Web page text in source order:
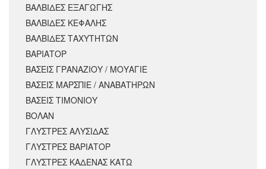
ΒΑΛΒΙΔΕΣ ΕΞΑΓΩΓΗΣ
ΒΑΛΒΙΔΕΣ ΚΕΦΑΛΗΣ
ΒΑΛΒΙΔΕΣ ΤΑΧΥΤΗΤΩΝ
ΒΑΡΙΑΤΟΡ
ΒΑΣΕΙΣ ΓΡΑΝΑΖΙΟΥ / ΜΟΥΑΓΙΕ
ΒΑΣΕΙΣ ΜΑΡΣΠΙΕ / ΑΝΑΒΑΤΗΡΩΝ
ΒΑΣΕΙΣ ΤΙΜΟΝΙΟΥ
ΒΟΛΑΝ
ΓΛΥΣΤΡΕΣ ΑΛΥΣΙΔΑΣ
ΓΛΥΣΤΡΕΣ ΒΑΡΙΑΤΟΡ
ΓΛΥΣΤΡΕΣ ΚΑΔΕΝΑΣ ΚΑΤΩ